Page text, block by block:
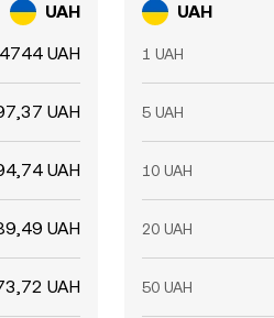
UAH
UAH
UAH
UAH
UAH
UAH
UAH
1 UAH
5 UAH
10 UAH
20 UAH
50 UAH